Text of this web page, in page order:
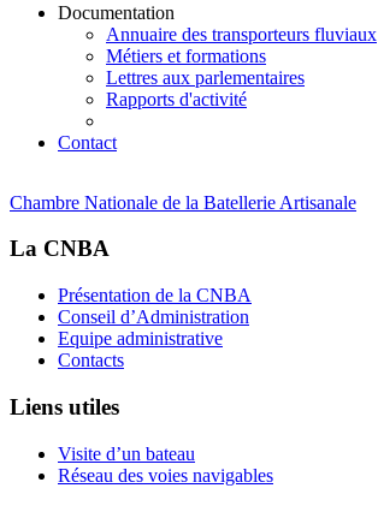
Documentation
Annuaire des transporteurs fluviaux
Métiers et formations
Lettres aux parlementaires
Rapports d'activité
Contact
Chambre Nationale de la Batellerie Artisanale
La CNBA
Présentation de la CNBA
Conseil d’Administration
Equipe administrative
Contacts
Liens utiles
Visite d’un bateau
Réseau des voies navigables